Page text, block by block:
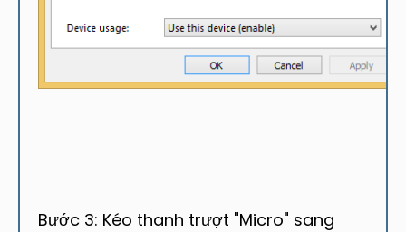
Bước 3: Kéo thanh trượt "Micro" sang